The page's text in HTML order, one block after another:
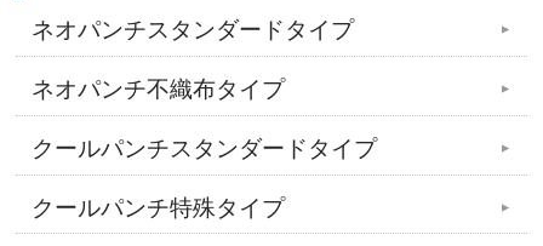
ネオパンチスタンダードタイプ
ネオパンチ不織布タイプ
クールパンチスタンダードタイプ
クールパンチ特殊タイプ